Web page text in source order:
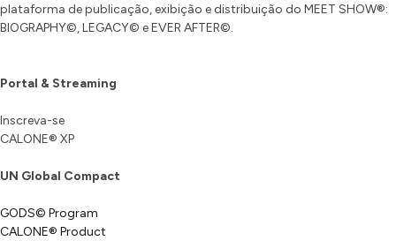
plataforma de publicação, exibição e distribuição do MEET SHOW®:
BIOGRAPHY©, LEGACY© e EVER AFTER©.
Portal & Streaming
Inscreva-se
CALONE® XP
UN Global Compact
GODS© Program
CALONE® Product